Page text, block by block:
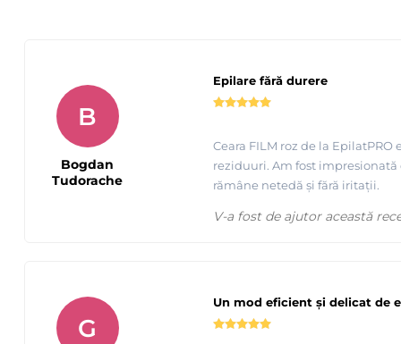
Epilare fără durere
Ceara FILM roz de la
reziduuri. Am fost impresionată
rămâne netedă și fără iritații.
B
Bogdan
Tudorache
V-a fost de ajutor această
Un mod eficient și delicat de
G